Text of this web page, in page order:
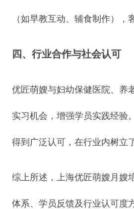
（如早教互动、辅食制作），
四、行业合作与社会认可
优匠萌嫂与妇幼保健医院、养
实习机会，增强学员实践经验
得到广泛认可，在行业内树立
综上所述，上海优匠萌嫂月嫂
体系、学员反馈及行业认可度